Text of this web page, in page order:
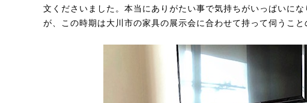
文くださいました。本当にありがたい事で気持ちがいっぱいに
が、この時期は大川市の家具の展示会に合わせて持って伺うこと